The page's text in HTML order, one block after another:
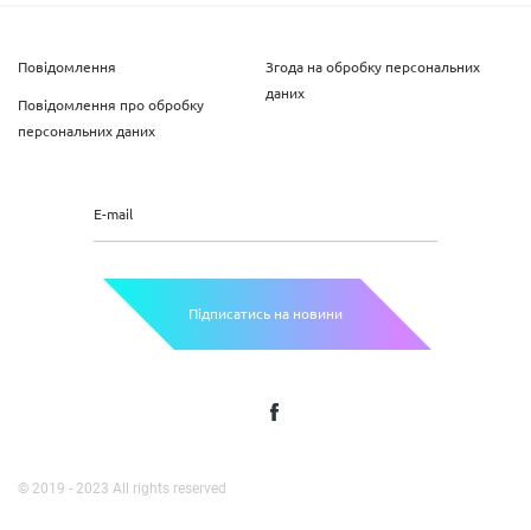
Повідомлення
Повідомлення про обробку
персональних даних
Згода на обробку персональних
даних
E-mail
Підписатись на новини
© 2019 - 2023 All rights reserved